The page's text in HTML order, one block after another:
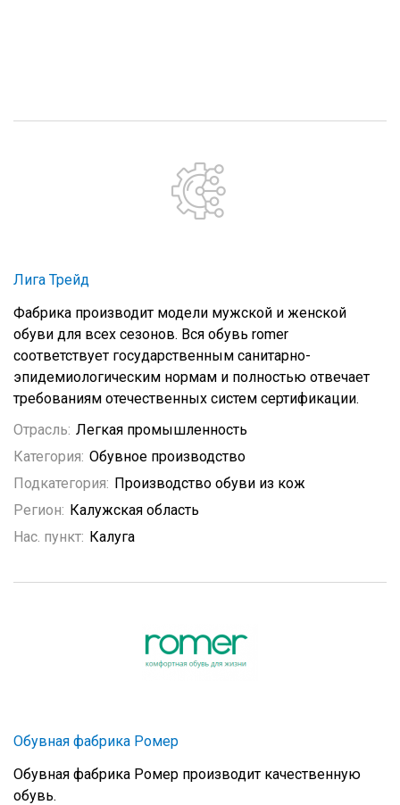
Лига Трейд
Фабрика производит модели мужской и женской
обуви для всех сезонов. Вся обувь romer
соответствует государственным санитарно-
эпидемиологическим нормам и полностью отвечает
требованиям отечественных систем сертификации.
Отрасль: Легкая промышленность
Категория: Обувное производство
Подкатегория: Производство обуви из кож
Регион: Калужская область
Нас. пункт: Калуга
Обувная фабрика Ромер
Обувная фабрика Ромер производит качественную
обувь.